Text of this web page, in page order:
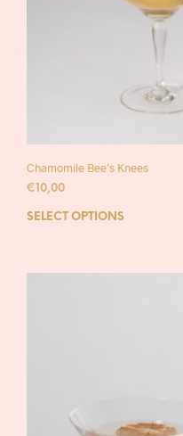
Chamomile Bee’s Knees
€10,00
SELECT OPTIONS